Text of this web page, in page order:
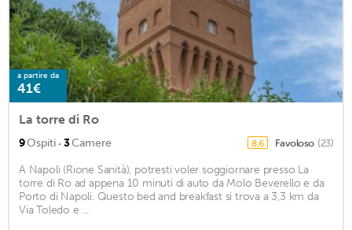
a partire da
41€
La torre di Ro
9Ospiti · 3Camere 8,6 Favoloso (23)
A Napoli (Rione Sanità), potresti voler soggiornare presso La
torre di Ro ad appena 10 minuti di auto da Molo Beverello e da
Porto di Napoli. Questo bed and breakfast si trova a 3,3 km da
Via Toledo e ...